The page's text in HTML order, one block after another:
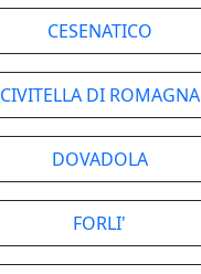
CESENATICO
CIVITELLA DI ROMAGNA
DOVADOLA
FORLI'